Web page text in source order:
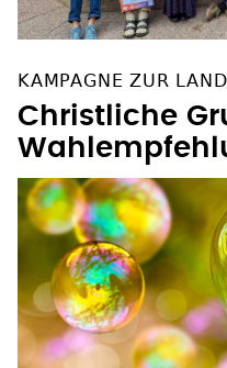
KAMPAGNE ZUR
Christliche